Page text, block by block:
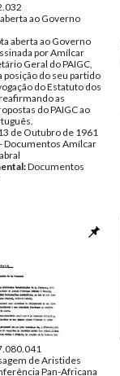
ao Governo
aberta ao Governo
por Amílcar
Geral do PAIGC,
posição do seu partido
do Estatuto dos
as
do PAIGC ao
de Outubro de 1961
Documentos Amílcar
Documentos
de Aristides
Pan-Africana